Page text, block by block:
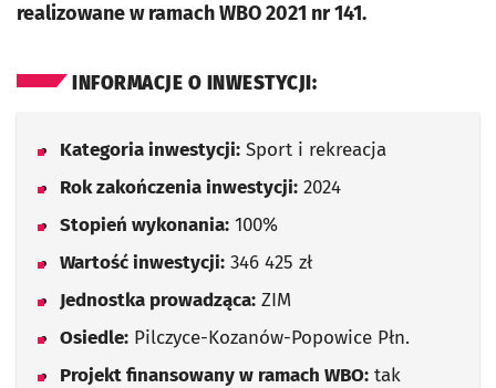
realizowane w ramach WBO 2021 nr 141.
INFORMACJE O INWESTYCJI:
Kategoria inwestycji: Sport i rekreacja
Rok zakończenia inwestycji: 2024
Stopień wykonania: 100%
Wartość inwestycji: 346 425 zł
Jednostka prowadząca: ZIM
Osiedle: Pilczyce-Kozanów-Popowice Płn.
Projekt finansowany w ramach WBO: tak